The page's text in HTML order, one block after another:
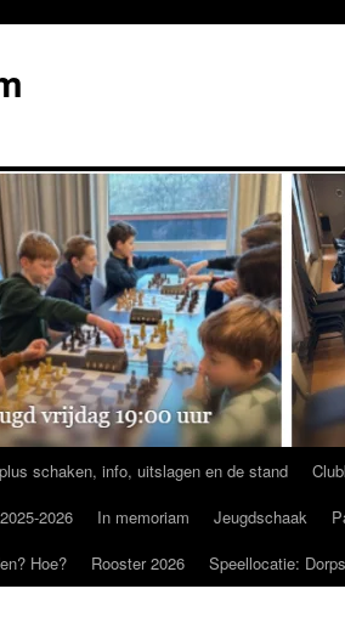
schaken, info, uitslagen en de stand
2026 In memoriam Jeugdschaak
Hoe? Rooster 2026 Speellocatie: